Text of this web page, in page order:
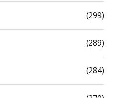
(299)
(289)
(284)